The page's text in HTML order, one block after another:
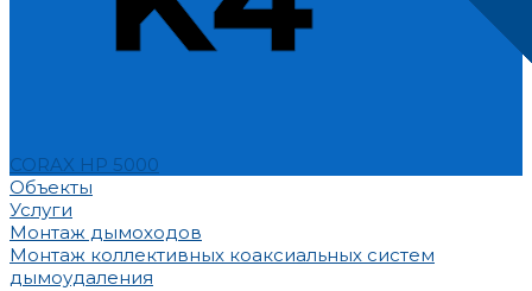
CORAX HP 5000
Объекты
Услуги
Монтаж дымоходов
Монтаж коллективных коаксиальных систем
дымоудаления